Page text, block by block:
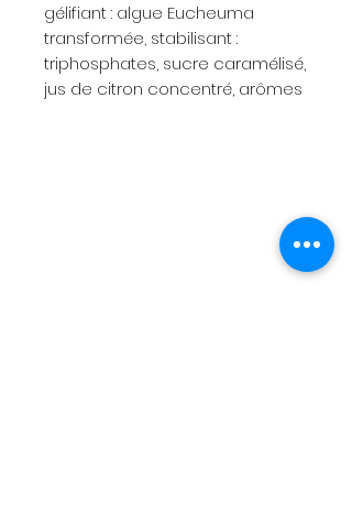
gélifiant : algue Eucheuma
transformée, stabilisant :
triphosphates, sucre caramélisé,
jus de citron concentré, arômes